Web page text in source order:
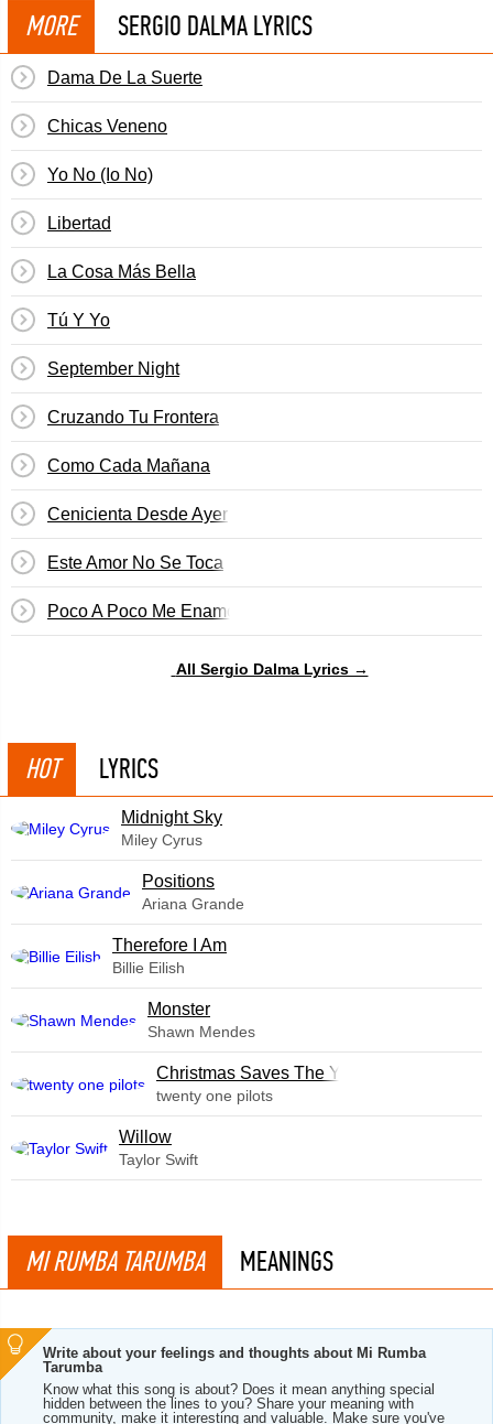
MORE SERGIO DALMA LYRICS
Dama De La Suerte
Chicas Veneno
Yo No (Io No)
Libertad
La Cosa Más Bella
Tú Y Yo
September Night
Cruzando Tu Frontera
Como Cada Mañana
Cenicienta Desde Ayer
Este Amor No Se Toca
Poco A Poco Me Enamoré De Ti
All Sergio Dalma Lyrics →
HOT LYRICS
Midnight Sky
Miley Cyrus
​Positions
Ariana Grande
Therefore I Am
Billie Eilish
Monster
Shawn Mendes
Christmas Saves The Year
twenty one pilots
Willow
Taylor Swift
MI RUMBA TARUMBA MEANINGS
Write about your feelings and thoughts about Mi Rumba
Tarumba
Know what this song is about? Does it mean anything special
hidden between the lines to you? Share your meaning with
community, make it interesting and valuable. Make sure you've